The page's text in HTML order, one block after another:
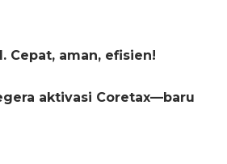
Cepat, aman, efisien!
aktivasi Coretax—baru